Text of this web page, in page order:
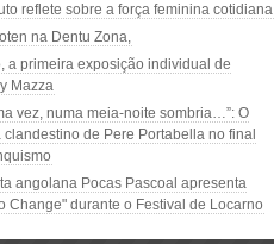
reflete sobre a força feminina cotidiana
na Dentu Zona,
a primeira exposição individual de
Mazza
vez, numa meia-noite sombria…”: O
clandestino de Pere Portabella no final
angolana Pocas Pascoal apresenta
Change" durante o Festival de Locarno